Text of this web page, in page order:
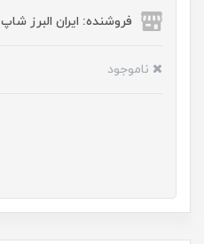
فروشنده: ایران البرز شاپ
ناموجود